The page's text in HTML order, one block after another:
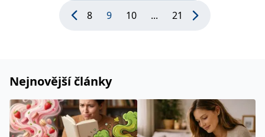
8 9 10 ... 21
Nejnovější články